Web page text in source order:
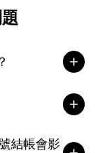
結帳會影